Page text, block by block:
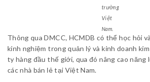
trường
Việt
Nam.
Thông qua DMCC, HCMDB có thể học hỏi
kinh nghiệm trong quản lý và kinh doanh
ty hàng đầu thế giới, qua đó nâng cao năng
các nhà bán lẻ tại Việt Nam.